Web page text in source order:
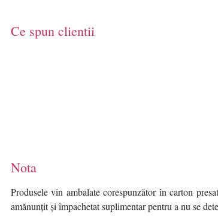
Ce spun clientii
Nota
Produsele vin ambalate corespunzător în carton
amănunțit și împachetat suplimentar pentru a nu se